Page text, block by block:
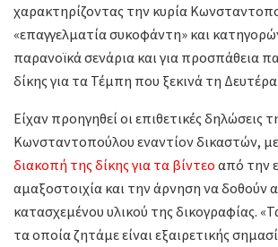
χαρακτηρίζοντας την κυρία
«επαγγελματία συκοφάντη» και
παρανοϊκά σενάρια και για προσπάθεια
δίκης για τα Τέμπη που ξεκινά τη
Είχαν προηγηθεί οι επιθετικές δηλώσεις
Κωνσταντοπούλου εναντίον δικαστών,
διακοπή της δίκης για τα βίντεο από την
αμαξοστοιχία και την άρνηση να δοθούν
κατασχεμένου υλικού της δικογραφίας.
τα οποία ζητάμε είναι εξαιρετικής